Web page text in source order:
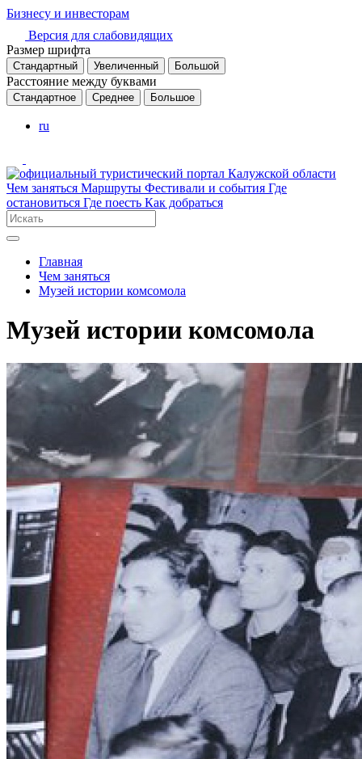
Бизнесу и инвесторам
Версия для слабовидящих
Размер шрифта
Стандартный Увеличенный Большой
Расстояние между буквами
Стандартное Среднее Большое
ru
Чем заняться Маршруты Фестивали и события Где
остановиться Где поесть Как добраться
Главная
Чем заняться
Музей истории комсомола
Музей истории комсомола